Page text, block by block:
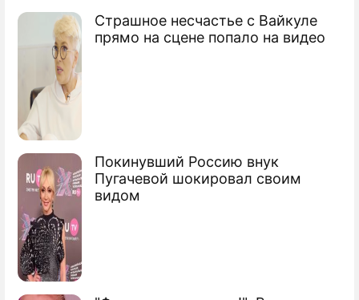
Страшное несчастье с Вайкуле
прямо на сцене попало на видео
Покинувший Россию внук
Пугачевой шокировал своим
видом
На Волочкову обрушилось новое
несчастье